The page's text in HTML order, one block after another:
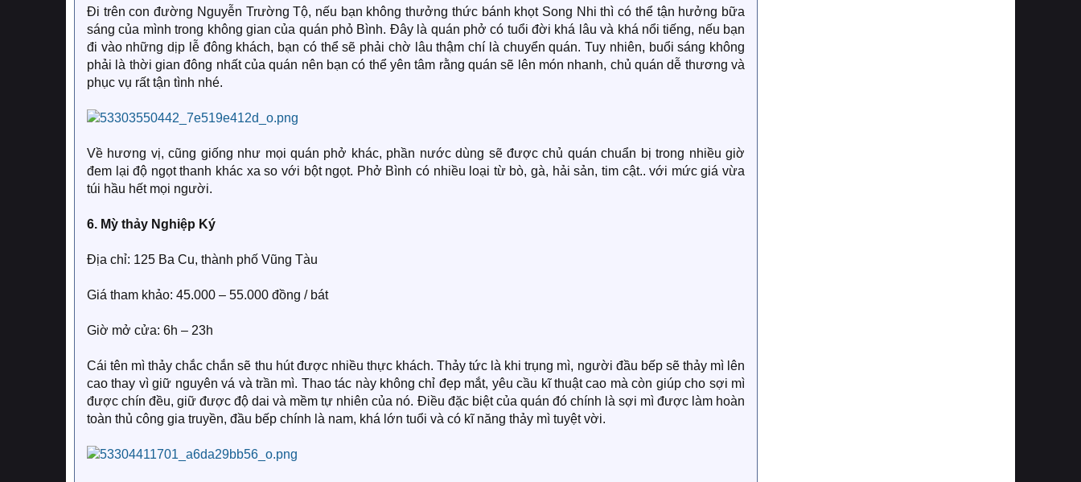
Đi trên con đường Nguyễn Trường Tộ, nếu bạn không thưởng thức bánh khọt Song Nhi thì có thể tận hưởng bữa
sáng của mình trong không gian của quán phỏ Bình. Đây là quán phở có tuổi đời khá lâu và khá nổi tiếng, nếu bạn
đi vào những dịp lễ đông khách, bạn có thể sẽ phải chờ lâu thậm chí là chuyển quán. Tuy nhiên, buổi sáng không
phải là thời gian đông nhất của quán nên bạn có thể yên tâm rằng quán sẽ lên món nhanh, chủ quán dễ thương và
phục vụ rất tận tình nhé.
Về hương vị, cũng giống như mọi quán phở khác, phần nước dùng sẽ được chủ quán chuẩn bị trong nhiều giờ
đem lại độ ngọt thanh khác xa so với bột ngọt. Phở Bình có nhiều loại từ bò, gà, hải sản, tim cật.. với mức giá vừa
túi hầu hết mọi người.
6. Mỳ thảy Nghiệp Ký
Địa chỉ: 125 Ba Cu, thành phố Vũng Tàu
Giá tham khảo: 45.000 – 55.000 đồng / bát
Giờ mở cửa: 6h – 23h
Cái tên mì thảy chắc chắn sẽ thu hút được nhiều thực khách. Thảy tức là khi trụng mì, người đầu bếp sẽ thảy mì lên
cao thay vì giữ nguyên vá và trần mì. Thao tác này không chỉ đẹp mắt, yêu cầu kĩ thuật cao mà còn giúp cho sợi mì
được chín đều, giữ được độ dai và mềm tự nhiên của nó. Điều đặc biệt của quán đó chính là sợi mì được làm hoàn
toàn thủ công gia truyền, đầu bếp chính là nam, khá lớn tuổi và có kĩ năng thảy mì tuyệt vời.